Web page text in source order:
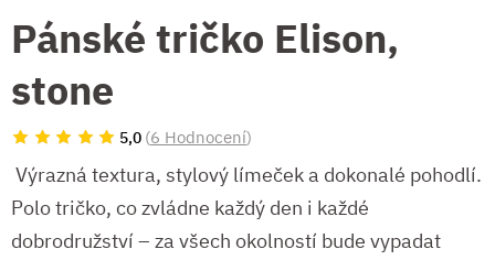
Pánské tričko Elison,
stone
5,0 (6 Hodnocení)
Výrazná textura, stylový límeček a dokonalé pohodlí.
Polo tričko, co zvládne každý den i každé
dobrodružství – za všech okolností bude vypadat